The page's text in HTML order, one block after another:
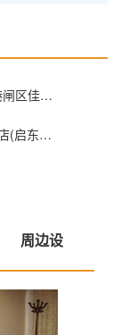
南通港闸区佳家168商务酒店
速8酒店(启东汽车总站店)
周边设